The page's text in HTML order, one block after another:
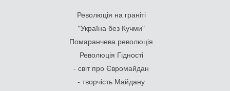
Революція на граніті
"Україна без Кучми"
Помаранчева революція
Революція Гідності
- світ про Євромайдан
- творчість Майдану